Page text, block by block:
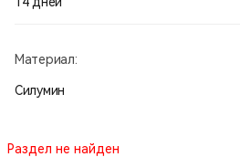
Материал:
Силумин
Раздел не найден